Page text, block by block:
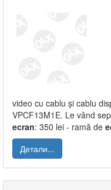
video cu cablu și cablu
VPCF13M1E. Le vând
ecran: 350 lei - ramă de
Детали...